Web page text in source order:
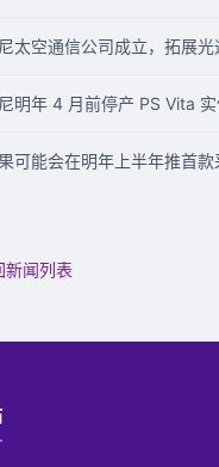
太空通信公司成立，拓展
明年 4 月前停产 PS Vita
可能会在明年上半年推首
闻列表